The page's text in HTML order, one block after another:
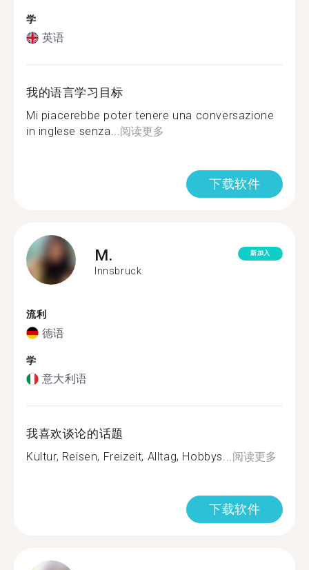
学
英语
我的语言学习目标
Mi piacerebbe poter tenere una conversazione
in inglese senza...阅读更多
下载软件
M.
Innsbruck
新加入
流利
德语
学
意大利语
我喜欢谈论的话题
Kultur, Reisen, Freizeit, Alltag, Hobbys...阅读更多
下载软件